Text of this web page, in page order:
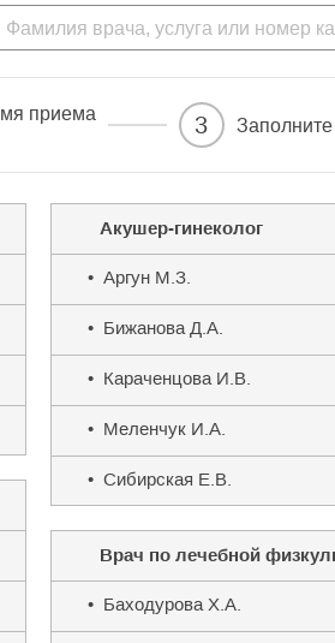
приема 3
Акушер-гинеколог
• Аргун М.З.
• Бижанова Д.А.
• Караченцова И.В.
• Меленчук И.А.
• Сибирская Е.В.
Врач по лечебной
• Баходурова Х.А.